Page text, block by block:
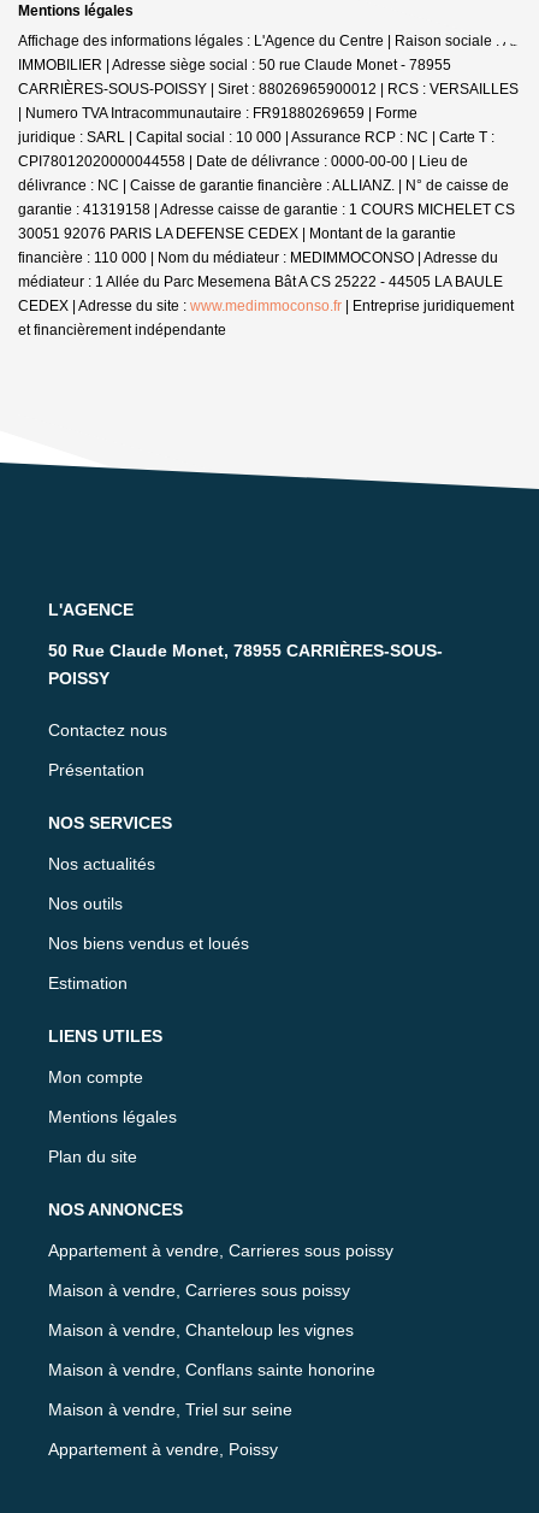
Mentions légales
Affichage des informations légales : L'Agence du Centre | Raison sociale : A2
IMMOBILIER | Adresse siège social : 50 rue Claude Monet - 78955
CARRIÈRES-SOUS-POISSY | Siret : 88026965900012 | RCS : VERSAILLES
| Numero TVA Intracommunautaire : FR91880269659 | Forme
juridique : SARL | Capital social : 10 000 | Assurance RCP : NC | Carte T :
CPI78012020000044558 | Date de délivrance : 0000-00-00 | Lieu de
délivrance : NC | Caisse de garantie financière : ALLIANZ. | N° de caisse de
garantie : 41319158 | Adresse caisse de garantie : 1 COURS MICHELET CS
30051 92076 PARIS LA DEFENSE CEDEX | Montant de la garantie
financière : 110 000 | Nom du médiateur : MEDIMMOCONSO | Adresse du
médiateur : 1 Allée du Parc Mesemena Bât A CS 25222 - 44505 LA BAULE
CEDEX | Adresse du site : www.medimmoconso.fr | Entreprise juridiquement
et financièrement indépendante
L'AGENCE
50 Rue Claude Monet, 78955 CARRIÈRES-SOUS-
POISSY
Contactez nous
Présentation
NOS SERVICES
Nos actualités
Nos outils
Nos biens vendus et loués
Estimation
LIENS UTILES
Mon compte
Mentions légales
Plan du site
NOS ANNONCES
Appartement à vendre, Carrieres sous poissy
Maison à vendre, Carrieres sous poissy
Maison à vendre, Chanteloup les vignes
Maison à vendre, Conflans sainte honorine
Maison à vendre, Triel sur seine
Appartement à vendre, Poissy